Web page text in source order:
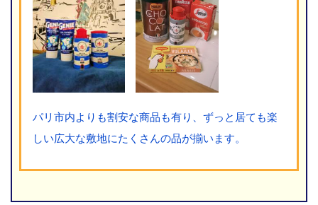
パリ市内よりも割安な商品も有り、ずっと居ても楽
しい広大な敷地にたくさんの品が揃います。